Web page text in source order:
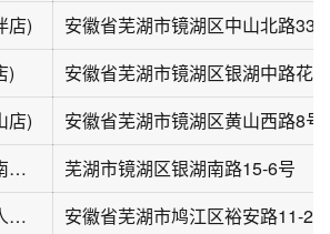
店)
)
安徽省芜湖市镜湖区银湖中路花
店)
国胜大药房(银湖南路店)
芜湖市镜湖区银湖南路15-6号
维康大药房(宇润人才公寓店)
安徽省芜湖市鸠江区裕安路11-